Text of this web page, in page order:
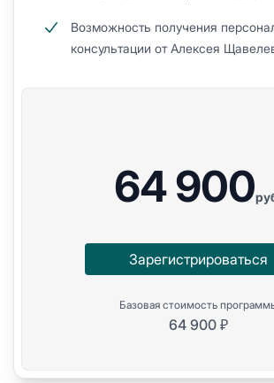
Возможность получения
консультации от Алексея
64 900
Зарегистрироваться
Базовая стоимость
64 900 ₽